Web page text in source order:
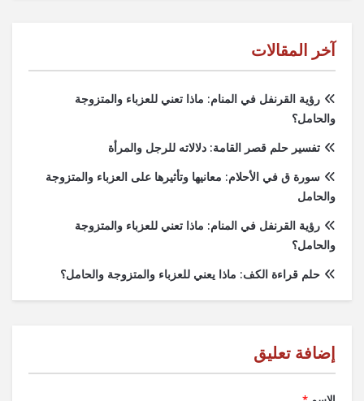
آخر المقالات
رؤية القرنفل في المنام: ماذا تعني للعزباء والمتزوجة
والحامل؟
تفسير حلم قصر القامة: دلالاته للرجل والمرأة
سورة ق في الأحلام: معانيها وتأثيرها على العزباء والمتزوجة
والحامل
رؤية القرنفل في المنام: ماذا تعني للعزباء والمتزوجة
والحامل؟
حلم قراءة الكف: ماذا يعني للعزباء والمتزوجة والحامل؟